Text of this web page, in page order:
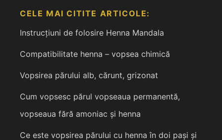
CELE MAI CITITE ARTICOLE:
Instrucțiuni de folosire Henna Mandala
Compatibilitate henna – vopsea chimică
Vopsirea părului alb, cărunt, grizonat
Cum vopsesc părul vopseaua permanentă,
vopseaua fără amoniac și henna
Ce este vopsirea părului cu henna în doi pași și